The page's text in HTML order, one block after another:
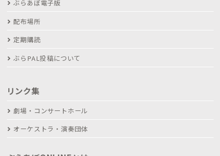
ぶらあぼ電子版
配布場所
定期購読
ぶらPAL投稿について
リンク集
劇場・コンサートホール
オーケストラ・演奏団体